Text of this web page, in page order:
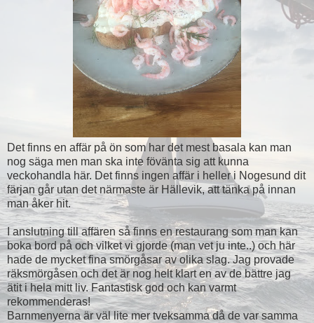
Det finns en affär på ön som har det mest basala kan man
nog säga men man ska inte fövänta sig att kunna
veckohandla här. Det finns ingen affär i heller i Nogesund dit
färjan går utan det närmaste är Hällevik, att tänka på innan
man åker hit.
I anslutning till affären så finns en restaurang som man kan
boka bord på och vilket vi gjorde (man vet ju inte..) och här
hade de mycket fina smörgåsar av olika slag. Jag provade
räksmörgåsen och det är nog helt klart en av de bättre jag
ätit i hela mitt liv. Fantastisk god och kan varmt
rekommenderas!
Barnmenyerna är väl lite mer tveksamma då de var samma